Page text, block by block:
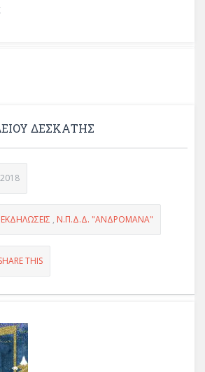
ΔΕΣΚΆΤΗΣ
ΕΚΔΗΛΏΣΕΙΣ , Ν.Π.Δ.Δ. "ΑΝΔΡΟΜΑΝΑ"
THIS